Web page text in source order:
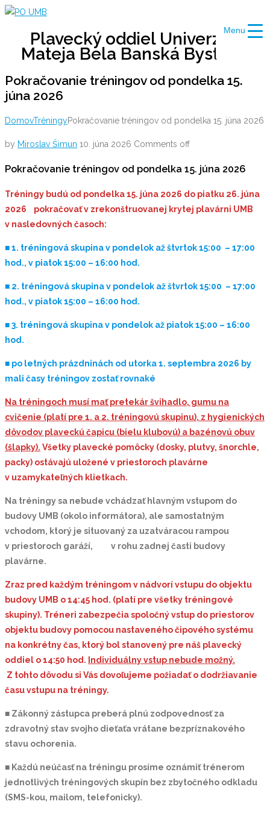
Skip
contentPlavecký oddiel Univerzity
Mateja Bela Banská Bystrica
Pokračovanie tréningov od pondelka 15.
júna 2026
DomovTréningyPokračovanie tréningov od pondelka 15. júna 2026
by Miroslav Šimun 10. júna 2026 Comments off
Pokračovanie tréningov od pondelka 15. júna 2026
Tréningy budú od pondelka 15. júna 2026 do piatku 26. júna
2026 pokračovať v zrekonštruovanej krytej plavárni UMB
v nasledovných časoch:
■ 1. tréningová skupina v pondelok až štvrtok 15:00 – 17:00
hod., v piatok 15:00 – 16:00 hod.
■ 2. tréningová skupina v pondelok až štvrtok 15:00 – 17:00
hod., v piatok 15:00 – 16:00 hod.
■ 3. tréningová skupina v pondelok až piatok 15:00 – 16:00
hod.
■ po letných prázdninách od utorka 1. septembra 2026 by
mali časy tréningov zostať rovnaké
Na tréningoch musí mať pretekáršvihadlo, gumu na
cvičenie (platí pre 1. a 2. tréningovú skupinu), z hygienických
dôvodov plaveckú čapicu (bielu klubovú) a bazénovú obuv
(šlapky). Všetky plavecké pomôcky (dosky, plutvy, šnorchle,
packy) ostávajú uložené v priestoroch plavárne
v uzamykateľných klietkach.
Na tréningy sa nebude vchádzať hlavným vstupom do
budovy UMB (okolo informátora), ale samostatným
vchodom, ktorý je situovaný za uzatváracou rampou
v priestoroch garáží, v rohu zadnej časti budovy
plavárne.
Zraz pred každým tréningom v nádvorí vstupu do objektu
budovy UMB o 14:45 hod. (platí pre všetky tréningové
skupiny). Tréneri zabezpečia spoločný vstup do priestorov
objektu budovy pomocou nastaveného čipového systému
na konkrétny čas, ktorý bol stanovený pre náš plavecký
oddiel o 14:50 hod. Individuálny vstup nebude možný.
Z tohto dôvodu si Vás dovoľujeme požiadať o dodržiavanie
času vstupu na tréningy.
■ Zákonný zástupca preberá plnú zodpovednosť za
zdravotný stav svojho dieťaťa vrátane bezpríznakového
stavu ochorenia.
■ Každ ú neúčasťna tréningu prosíme oznámiťtrénerom
jednotlivých tréningových skupín bez zbytočné ho odkladu
(SMS-kou, mailom, telefonicky).
Menu